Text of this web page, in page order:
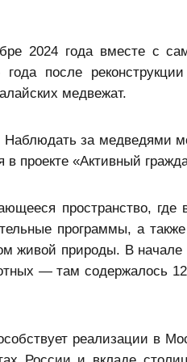
2024 года вместе с
после
медвежат.
Наблюдать за медведями
проекте «Активный
пространство, где
программы, а
живой природы. В начале
— там содержалось
реализации в